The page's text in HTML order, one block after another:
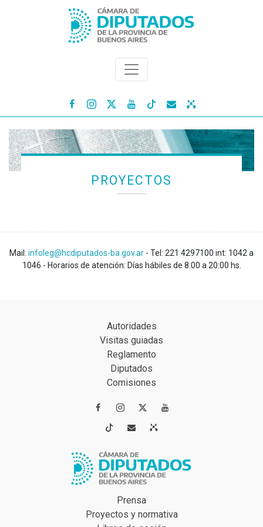
   
PROYECTOS
Mail: infoleg@hcdiputados-ba.gov.ar - Tel: 221 4297100 int: 1042 a
1046 - Horarios de atención: Días hábiles de 8:00 a 20:00 hs.
Autoridades
Visitas guiadas
Reglamento
Diputados
Comisiones
 
 
Prensa
Proyectos y normativa